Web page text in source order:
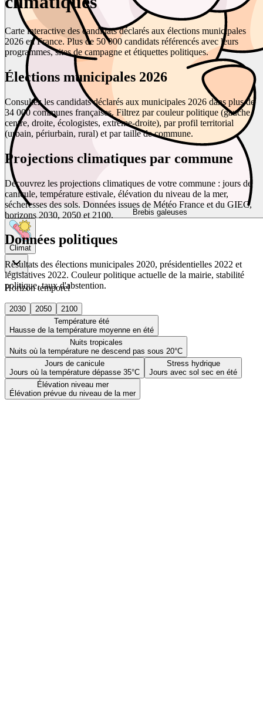
Brebis galeuses
Climat
Horizon temporel
2030 2050
2100
Température été
Hausse de la température moyenne en été
Nuits tropicales
Nuits où la température ne descend pas sous 20°C
Jours de canicule
Jours où la température dépasse 35°C
Stress hydrique
Jours avec sol sec en été
Élévation niveau mer
Élévation prévue du niveau de la mer
Carte interactive des candidats déclarés aux élections municipales
2026 en France. Plus de 50 000 candidats référencés avec leurs
programmes, sites de campagne et étiquettes politiques.
Élections municipales 2026
Consultez les candidats déclarés aux municipales 2026 dans plus de
34 000 communes françaises. Filtrez par couleur politique (gauche,
centre, droite, écologistes, extrême-droite), par profil territorial
(urbain, périurbain, rural) et par taille de commune.
Projections climatiques par commune
Découvrez les projections climatiques de votre commune : jours de
canicule, température estivale, élévation du niveau de la mer,
sécheresses des sols. Données issues de Météo France et du GIEC,
horizons 2030, 2050 et 2100.
Données politiques
Résultats des élections municipales 2020, présidentielles 2022 et
législatives 2022. Couleur politique actuelle de la mairie, stabilité
politique, taux d'abstention.